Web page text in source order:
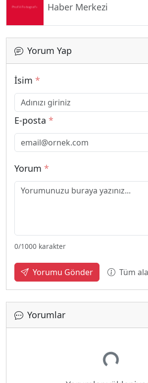
Haber Merkezi
Yorum Yap
İsim *
E-posta *
Yorum *
0/1000 karakter
Yorumu Gönder Tüm
Yorumlar